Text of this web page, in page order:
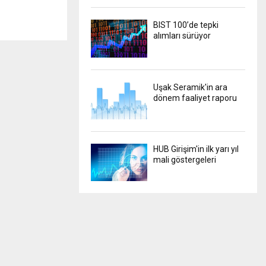
BIST 100’de tepki
alımları sürüyor
Uşak Seramik'in ara
dönem faaliyet raporu
HUB Girişim'in ilk yarı yıl
mali göstergeleri